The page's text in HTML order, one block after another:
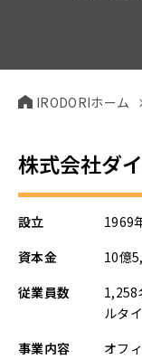
IRODORIホーム
株式会社ダ
設立
1969
資本金
10億
従業員数
ルタ
事業内容
オフ